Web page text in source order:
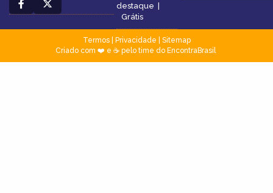
destaque |
Grátis
Termos| Privacidade
Sitemap
Criado com ❤️ e ☕ pelo time do EncontraBrasil